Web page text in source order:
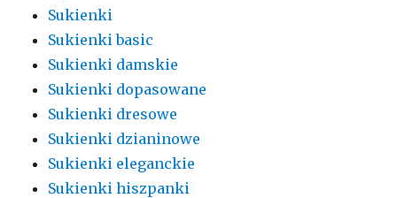
Sukienki
Sukienki basic
Sukienki damskie
Sukienki dopasowane
Sukienki dresowe
Sukienki dzianinowe
Sukienki eleganckie
Sukienki hiszpanki